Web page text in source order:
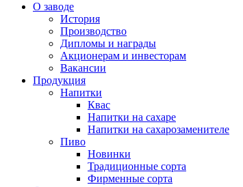
О заводе
История
Производство
Дипломы и награды
Акционерам и инвесторам
Вакансии
Продукция
Напитки
Квас
Напитки на сахаре
Напитки на сахарозаменителе
Пиво
Новинки
Традиционные сорта
Фирменные сорта